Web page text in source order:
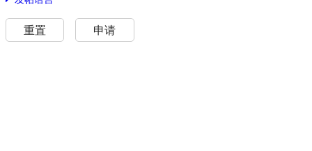
重置 申请